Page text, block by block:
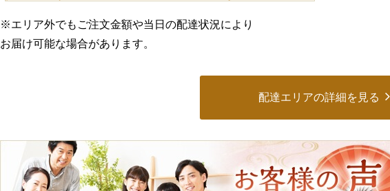
※エリア外でもご注文金額や当日の配達状況により
お届け可能な場合があります。
配達エリアの詳細を見る